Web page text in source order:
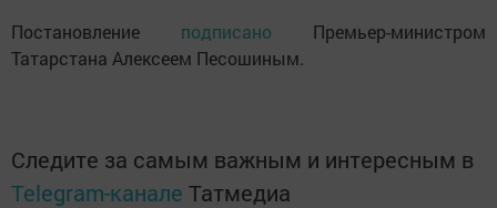
Постановление подписано Премьер-министром
Татарстана Алексеем Песошиным.
Следите за самым важным и интересным в
Telegram-канале Татмедиа